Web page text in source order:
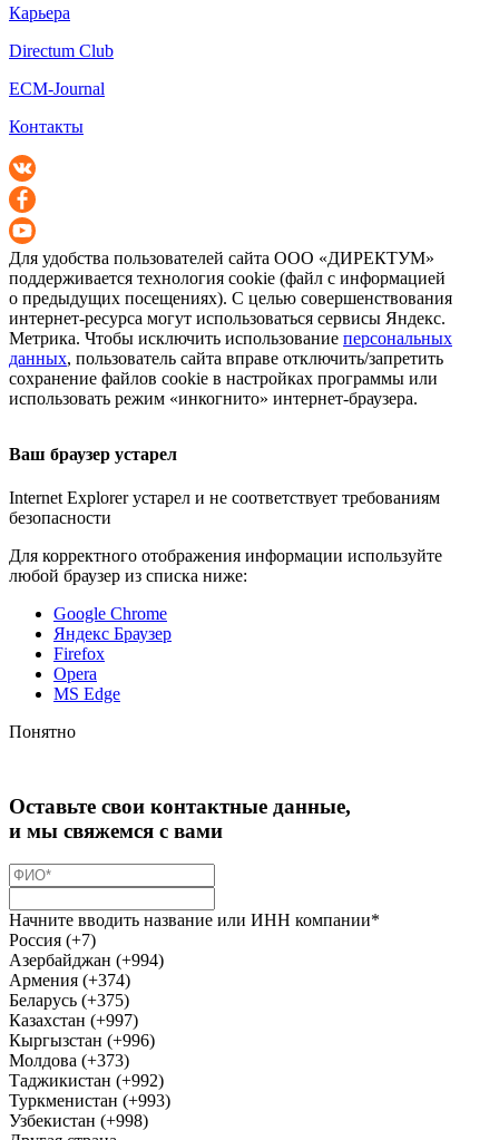
Карьера
Directum Club
ECM-Journal
Контакты
Для удобства пользователей сайта ООО «ДИРЕКТУМ»
поддерживается технология cookie (файл с информацией
о предыдущих посещениях). С целью совершенствования
интернет-ресурса могут использоваться сервисы Яндекс.
Метрика. Чтобы исключить использование персональных
данных, пользователь сайта вправе отключить/запретить
сохранение файлов cookie в настройках программы или
использовать режим «инкогнито» интернет-браузера.
Ваш браузер устарел
Internet Explorer устарел и не соответствует требованиям
безопасности
Для корректного отображения информации используйте
любой браузер из списка ниже:
Google Chrome
Яндекс Браузер
Firefox
Opera
MS Edge
Понятно
Оставьте свои контактные данные,
и мы свяжемся с вами
Начните вводить название или ИНН компании*
Россия (+7)
Азербайджан (+994)
Армения (+374)
Беларусь (+375)
Казахстан (+997)
Кыргызстан (+996)
Молдова (+373)
Таджикистан (+992)
Туркменистан (+993)
Узбекистан (+998)